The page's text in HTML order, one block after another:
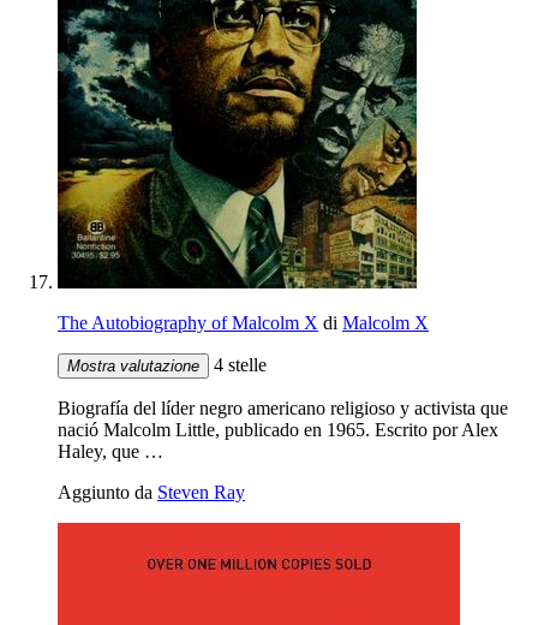
The Autobiography of Malcolm X di Malcolm X
Mostra valutazione 4 stelle
Biografía del líder negro americano religioso y activista que
nació Malcolm Little, publicado en 1965. Escrito por Alex
Haley, que …
Aggiunto da Steven Ray